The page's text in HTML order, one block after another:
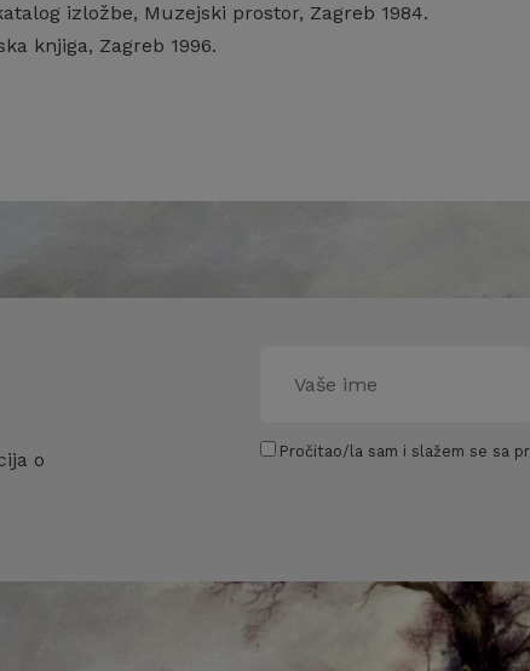
izložbe, Muzejski prostor, Zagreb 1984.
knjiga, Zagreb 1996.
o
Pročitao/la sam i slažem se sa